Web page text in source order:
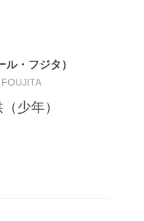
・フジタ）
少年）